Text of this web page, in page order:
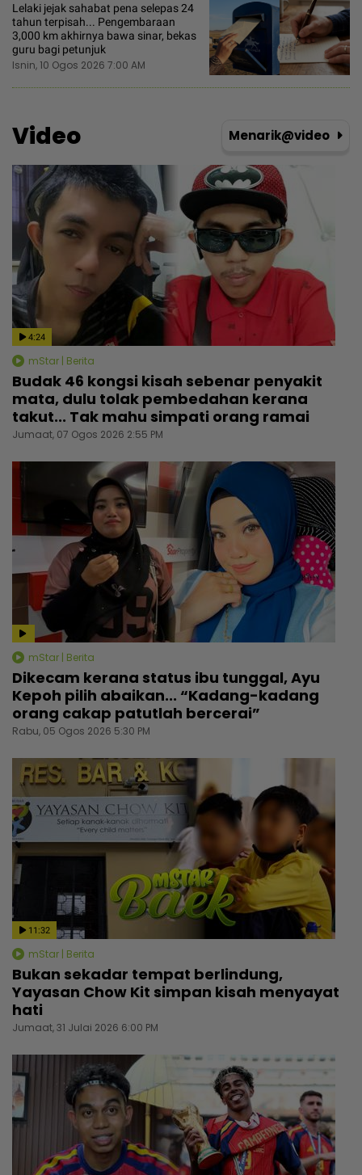
Lelaki jejak sahabat pena selepas 24
tahun terpisah... Pengembaraan
3,000 km akhirnya bawa sinar, bekas
guru bagi petunjuk
Isnin, 10 Ogos 2026 7:00 AM
Video Menarik@video
4:24
mStar | Berita
Budak 46 kongsi kisah sebenar penyakit
mata, dulu tolak pembedahan kerana
takut... Tak mahu simpati orang ramai
Jumaat, 07 Ogos 2026 2:55 PM
mStar | Berita
Dikecam kerana status ibu tunggal, Ayu
Kepoh pilih abaikan... “Kadang-kadang
orang cakap patutlah bercerai”
Rabu, 05 Ogos 2026 5:30 PM
11:32
mStar | Berita
Bukan sekadar tempat berlindung,
Yayasan Chow Kit simpan kisah menyayat
hati
Jumaat, 31 Julai 2026 6:00 PM